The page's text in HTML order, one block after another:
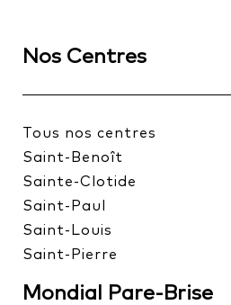
Nos Centres
Tous nos centres
Saint-Benoît
Sainte-Clotide
Saint-Paul
Saint-Louis
Saint-Pierre
Mondial Pare-Brise